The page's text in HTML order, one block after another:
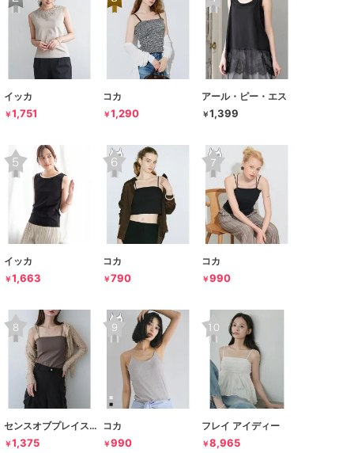
イッカ
￥1,751
コカ
￥1,290
アール・ピー・エス
￥1,399
イッカ
￥1,663
コカ
￥790
コカ
￥990
センスオブプレイスバイアーバンリサーチ
￥1,375
コカ
￥990
フレイ アイディー
￥8,965